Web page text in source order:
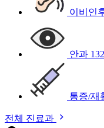
이비인
안과 132
통증/재
전체 진료과